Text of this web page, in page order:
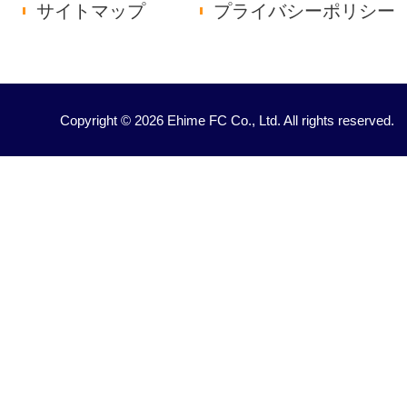
サイトマップ
プライバシーポリシー
Copyright © 2026 Ehime FC Co., Ltd. All rights reserved.